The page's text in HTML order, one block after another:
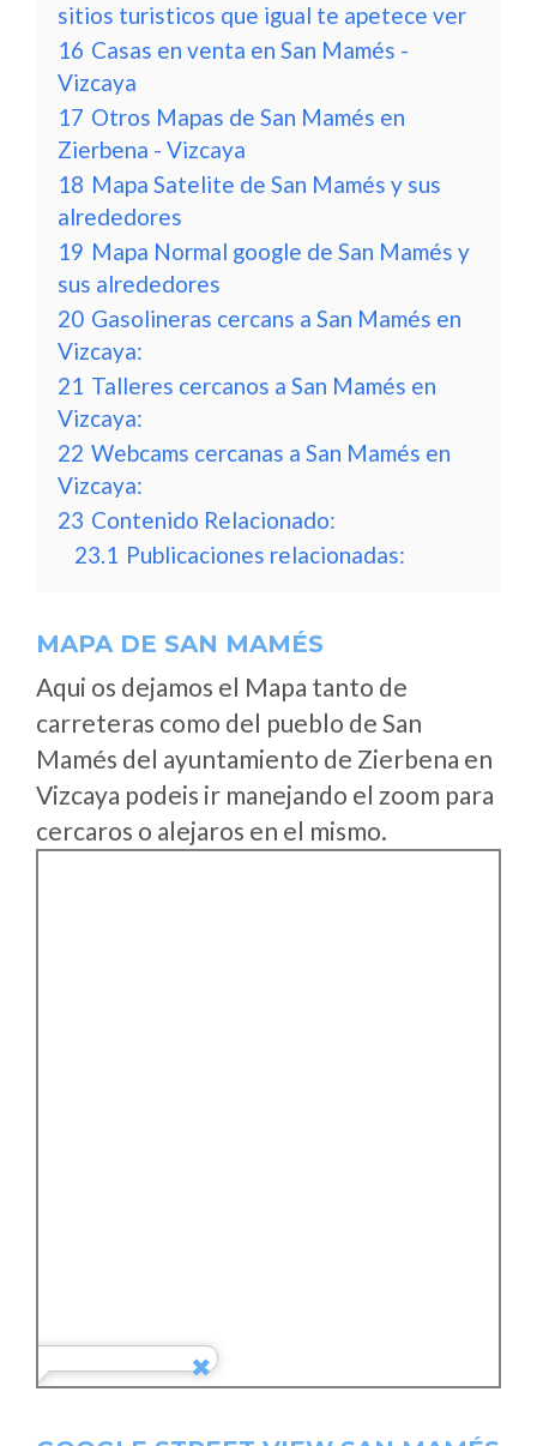
sitios turisticos que igual te apetece ver
16 Casas en venta en San Mamés -
Vizcaya
17 Otros Mapas de San Mamés en
Zierbena - Vizcaya
18 Mapa Satelite de San Mamés y sus
alrededores
19 Mapa Normal google de San Mamés y
sus alrededores
20 Gasolineras cercans a San Mamés en
Vizcaya:
21 Talleres cercanos a San Mamés en
Vizcaya:
22 Webcams cercanas a San Mamés en
Vizcaya:
23 Contenido Relacionado:
23.1 Publicaciones relacionadas:
MAPA DE SAN MAMÉS
Aqui os dejamos el Mapa tanto de
carreteras como del pueblo de San
Mamés del ayuntamiento de Zierbena en
Vizcaya podeis ir manejando el zoom para
cercaros o alejaros en el mismo.